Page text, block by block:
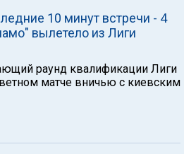
10 минут встречи - 4
вылетело из Лиги
раунд квалификации Лиги
матче вничью с киевским